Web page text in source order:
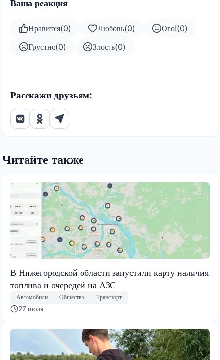
Ваша реакция
Нравится(0) Любовь(0) Ого!(0)
Грустно(0) Злость(0)
Расскажи друзьям:
Читайте также
В Нижегородской области запустили карту наличия
топлива и очередей на АЗС
Автомобили Общество Транспорт
27 июля